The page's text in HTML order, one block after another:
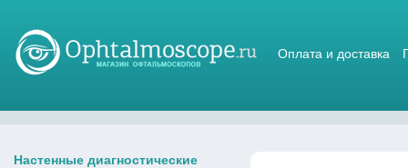
Оплата и доставка
Настенные диагностические